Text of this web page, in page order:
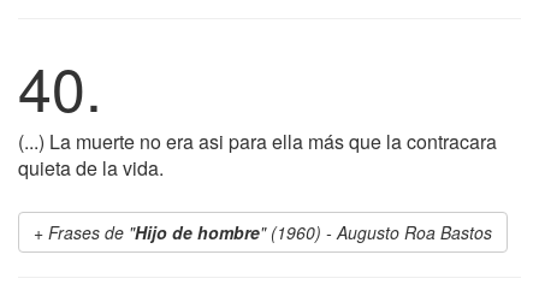
40.
(...) La muerte no era asi para ella más que la contracara
quieta de la vida.
Frases de "Hijo de hombre" (1960) - Augusto Roa Bastos